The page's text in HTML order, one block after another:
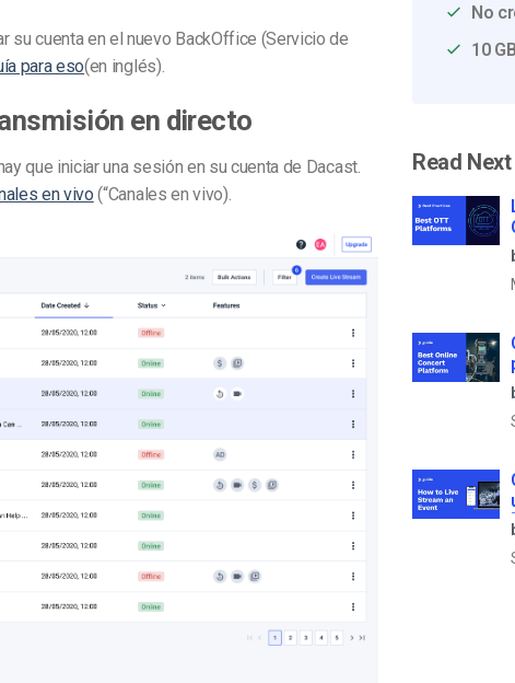
su cuenta en el nuevo BackOffice (Servicio de
para eso(en inglés).
en directo
que iniciar una sesión en su cuenta de Dacast.
en vivo (“Canales en vivo).
No
10
Read Next